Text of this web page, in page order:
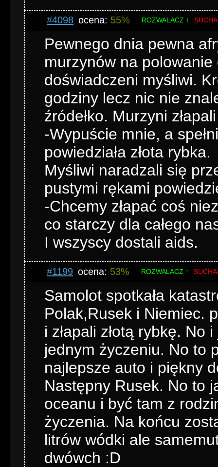
#4098 ocena: 55% ROZWALACZ ↑
Pewnego dnia pewna
murzynów na
doświadczeni myśliwi.
godziny lecz nic nie
źródełko. Murzyni
-Wypuście mnie, a
powiedziała złota rybka.
Myśliwi naradzali się
pustymi rękami
-Chcemy złapać coś
co starczy dla całego
I wszyscy dostali aids.
#1199 ocena: 53% ROZWALACZ ↑
Samolot spotkała
Polak,Rusek i Niemiec.
i złapali złotą rybkę. No
jednym życzeniu. No to
najlepsze auto i piękny
Następny Rusek. No to
oceanu i być tam z
życzenia. Na końcu
litrów wódki ale
dwówch :D